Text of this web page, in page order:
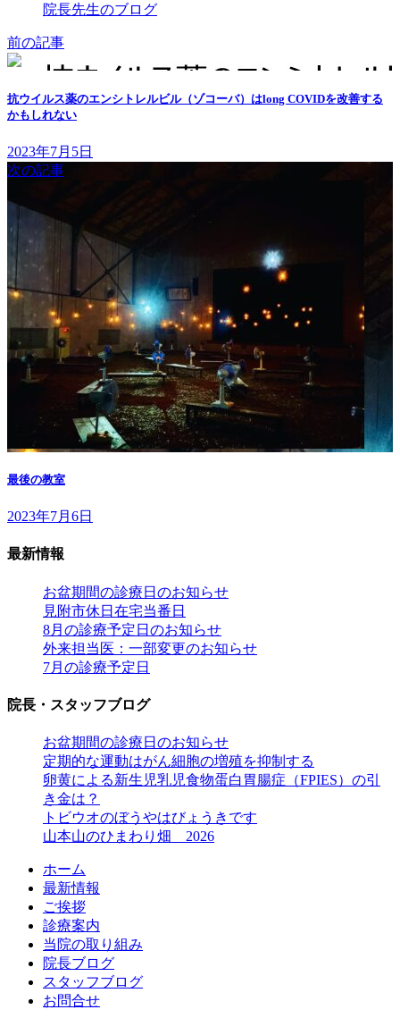
院長先生のブログ
前の記事
抗ウイルス薬のエンシトレルビル（ゾコーバ）はlong COVIDを改善する
かもしれない
2023年7月5日
次の記事
最後の教室
2023年7月6日
最新情報
お盆期間の診療日のお知らせ
見附市休日在宅当番日
8月の診療予定日のお知らせ
外来担当医：一部変更のお知らせ
7月の診療予定日
院長・スタッフブログ
お盆期間の診療日のお知らせ
定期的な運動はがん細胞の増殖を抑制する
卵黄による新生児乳児食物蛋白胃腸症（FPIES）の引
き金は？
トビウオのぼうやはびょうきです
山本山のひまわり畑 2026
ホーム
最新情報
ご挨拶
診療案内
当院の取り組み
院長ブログ
スタッフブログ
お問合せ